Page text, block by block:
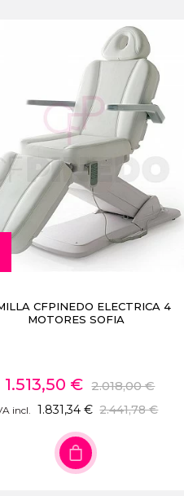
CFPINEDO ELECTRICA 4
MOTORES SOFIA
1.513,50 € 2.018,00 €
incl. 1.831,34 € 2.441,78 €